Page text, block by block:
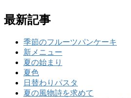
最新記事
季節のフルーツパンケーキ
新メニュー
夏の始まり
夏色
日替わりパスタ
夏の風物詩を求めて